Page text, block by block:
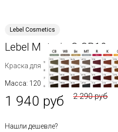
Lebel Cosmetics
Lebel Materia G GR10
Краска для волос очень светлый
Масса: 120 г
1 940 руб 2 290 руб
Нашли дешевле?